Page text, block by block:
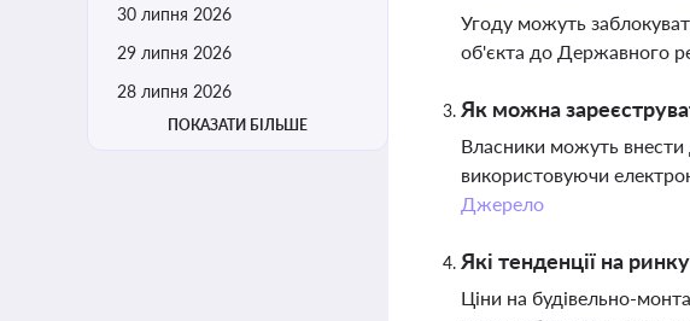
30 липня 2026
29 липня 2026
28 липня 2026
ПОКАЗАТИ БІЛЬШЕ
Угоду можуть
об'єкта до Державного
Як можна
Власники можуть внести
використовуючи
Джерело
Які тенденції на
Ціни на будівельно-